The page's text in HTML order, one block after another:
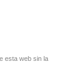
esta web sin la